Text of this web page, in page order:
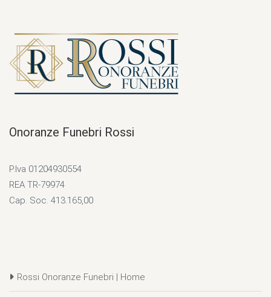
Onoranze Funebri Rossi
P.Iva 01204930554
REA TR-79974
Cap. Soc. 413.165,00
Rossi Onoranze Funebri | Home